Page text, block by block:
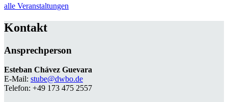
alle Veranstaltungen
Kontakt
Ansprechperson
Esteban Chávez Guevara
E-Mail: stube@dwbo.de
Telefon: +49 173 475 2557